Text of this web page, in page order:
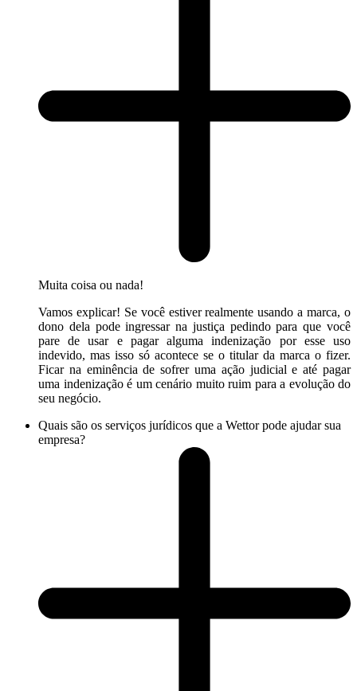
Muita coisa ou nada!
Vamos explicar! Se você estiver realmente usando a marca, o
dono dela pode ingressar na justiça pedindo para que você
pare de usar e pagar alguma indenização por esse uso
indevido, mas isso só acontece se o titular da marca o fizer.
Ficar na eminência de sofrer uma ação judicial e até pagar
uma indenização é um cenário muito ruim para a evolução do
seu negócio.
Quais são os serviços jurídicos que a Wettor pode ajudar sua
empresa?